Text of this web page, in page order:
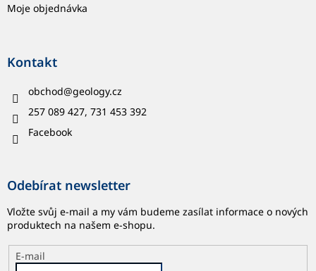
Moje objednávka
Kontakt
obchod@geology.cz
257 089 427, 731 453 392
Facebook
Odebírat newsletter
Vložte svůj e-mail a my vám budeme zasílat informace o nových
produktech na našem e-shopu.
E-mail